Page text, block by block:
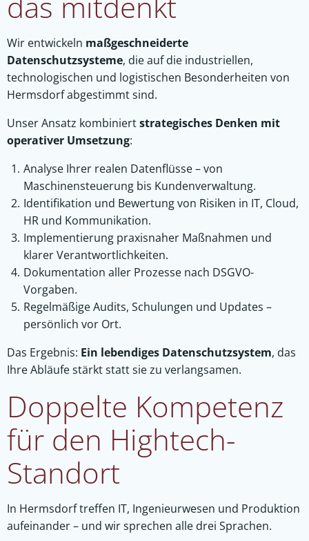
Wir entwickeln maßgeschneiderte
Datenschutzsysteme, die auf die industriellen,
technologischen und logistischen Besonderheiten von
Hermsdorf abgestimmt sind.
Unser Ansatz kombiniertstrategisches Denken mit
operativer Umsetzung:
Analyse Ihrer realen Datenflüsse – von
Maschinensteuerung bis Kundenverwaltung.
Identifikation und Bewertung von Risiken in IT, Cloud,
HR und Kommunikation.
Implementierung praxisnaher Maßnahmen und
klarer Verantwortlichkeiten.
Dokumentation aller Prozesse nach DSGVO-
Vorgaben.
Regelmäßige Audits, Schulungen und Updates –
persönlich vor Ort.
Das Ergebnis: Ein lebendiges Datenschutzsystem, das
Ihre Abläufe stärkt statt sie zu verlangsamen.
Doppelte Kompetenz
für den Hightech-
Standort
In Hermsdorf treffen IT, Ingenieurwesen und Produktion
aufeinander – und wir sprechen alle drei Sprachen.